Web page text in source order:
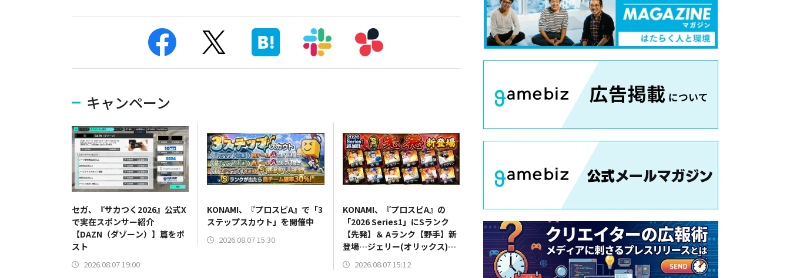
キャンペーン
セガ、『サカつく2026』公式X
で実在スポンサー紹介
【DAZN（ダゾーン）】篇をポ
スト
2026.08.07 19:00
KONAMI、『プロスピA』で「3
ステップスカウト」を開催中
2026.08.07 15:30
KONAMI、『プロスピA』の
「2026 Series1」にSランク
【先発】＆ Aランク【野手】新
登場…ジェリー(オリックス)、
マラー(中日)、奈良間大己(北海
道日本ハム/二塁手)、持丸泰輝
2026.08.07 15:12